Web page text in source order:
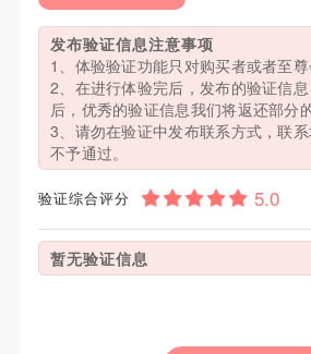
发布验证信息注意事项
1、体验验证功能只对购买者或者至尊
2、在进行体验完后，发布的验证信
后，优秀的验证信息我们将返还部分
3、请勿在验证中发布联系方式，联
不予通过。
验证综合评分
暂无验证信息